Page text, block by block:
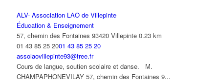
ALV- Association LAO de Villepinte
Éducation & Enseignement
57, chemin des Fontaines 93420 Villepinte 0.23 km
01 43 85 25 2001 43 85 25 20
assolaovillepinte93@free.fr
Cours de langue, soutien scolaire et danse. M.
CHAMPAPHONEVILAY 57, chemin des Fontaines 9...